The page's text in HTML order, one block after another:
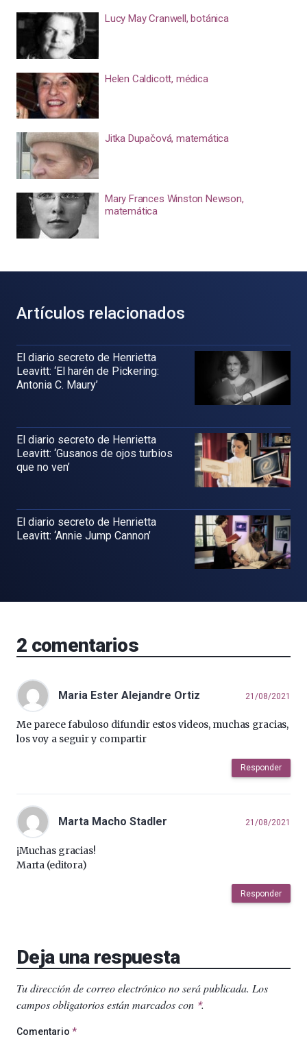
Lucy May Cranwell, botánica
Helen Caldicott, médica
Jitka Dupačová, matemática
Mary Frances Winston Newson,
matemática
Artículos relacionados
El diario secreto de Henrietta
Leavitt: ‘El harén de Pickering:
Antonia C. Maury’
El diario secreto de Henrietta
Leavitt: ‘Gusanos de ojos turbios
que no ven’
El diario secreto de Henrietta
Leavitt: ‘Annie Jump Cannon’
2 comentarios
Maria Ester Alejandre Ortiz 21/08/2021
Me parece fabuloso difundir estos videos, muchas gracias,
los voy a seguir y compartir
Responder
Marta Macho Stadler 21/08/2021
¡Muchas gracias!
Marta (editora)
Responder
Deja una respuesta
Tu dirección de correo electrónico no será publicada. Los
campos obligatorios están marcados con *.
Comentario *